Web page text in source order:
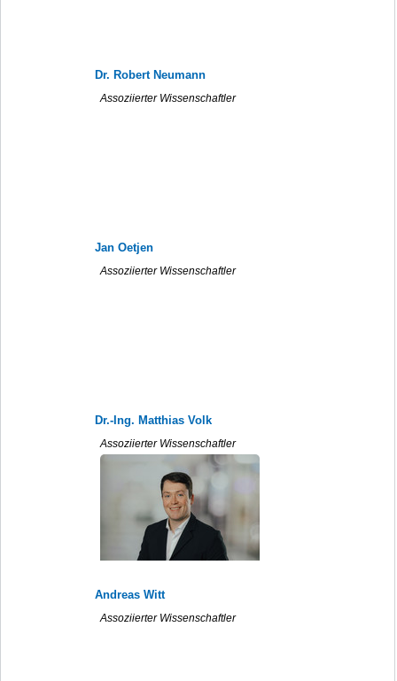
Dr. Robert Neumann
Assoziierter Wissenschaftler
Jan Oetjen
Assoziierter Wissenschaftler
Dr.-Ing. Matthias Volk
Assoziierter Wissenschaftler
Andreas Witt
Assoziierter Wissenschaftler